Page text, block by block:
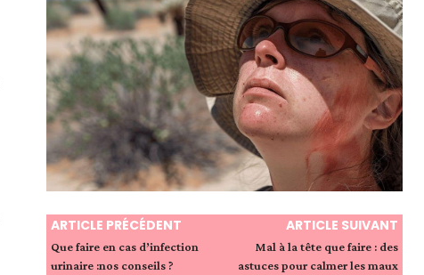
ARTICLE PRÉCÉDENT
Que faire en cas d’infection
urinaire :nos conseils ?
ARTICLE SUIVANT
Mal à la tête que faire : des
astuces pour calmer les maux